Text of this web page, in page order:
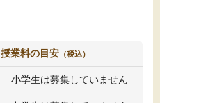
授業料の目安 （税込）
小学生は募集していません